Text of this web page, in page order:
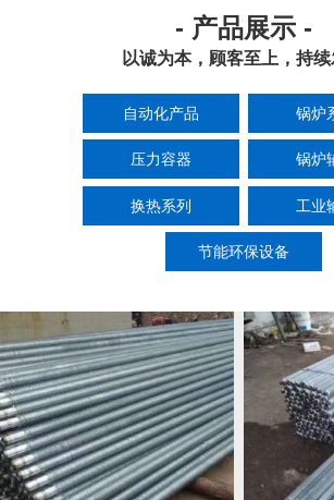
- 产品展示 -
以诚为本，顾客至上，持
自动化产品 锅炉
压力容器 锅炉
换热系列 工业
节能环保设备